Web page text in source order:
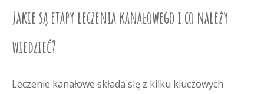
Jakie są etapy leczenia kanałowego i co należy
wiedzieć?
Leczenie kanałowe składa się z kilku kluczowych